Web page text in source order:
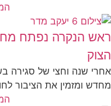
ראש הנקרה נפתח
הצוק
אחרי שנה וחצי של
מחדש ומזמין את הציבור